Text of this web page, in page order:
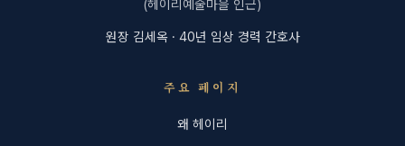
(헤이리예술마을 인근)
원장 김세옥 · 40년 임상 경력 간호사
주요 페이지
왜 헤이리